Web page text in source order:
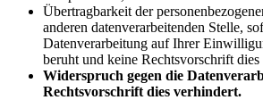
Übertragbarkeit der
anderen datenverarbeitenden Stelle,
Datenverarbeitung auf Ihrer
beruht und keine Rechtsvorschrift
Widerspruch gegen die
Rechtsvorschrift dies verhindert.